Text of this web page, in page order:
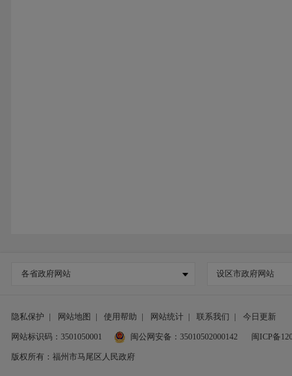
各省政府网站 设区市政府网站
隐私保护 | 网站地图 | 使用帮助 | 网站统计 | 联系我们 | 今日更新
网站标识码：3501050001 闽公网安备：35010502000142 闽ICP备
版权所有：福州市马尾区人民政府